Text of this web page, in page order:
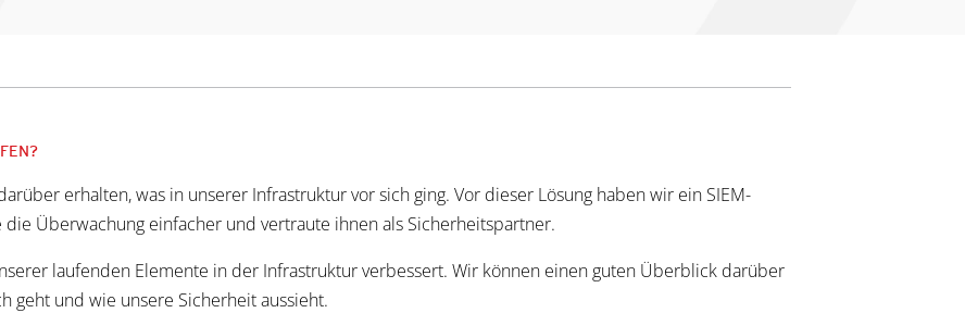
erhalten, was in unserer Infrastruktur vor sich ging. Vor dieser Lösung haben wir ein SIEM-
Überwachung einfacher und vertraute ihnen als Sicherheitspartner.
laufenden Elemente in der Infrastruktur verbessert. Wir können einen guten Überblick darüber
geht und wie unsere Sicherheit aussieht.